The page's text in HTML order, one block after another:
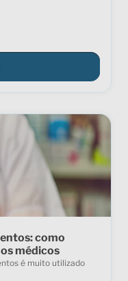
como
médicos
é muito utilizado